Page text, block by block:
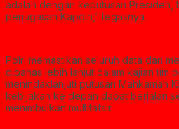
adalah dengan keputusan Presiden,
penugasan Kapolri,” tegasnya.
Polri memastikan seluruh data dan
dibahas lebih lanjut dalam kajian tim
menindaklanjuti putusan Mahkamah
kebijakan ke depan dapat berjalan
menimbulkan multitafsir.